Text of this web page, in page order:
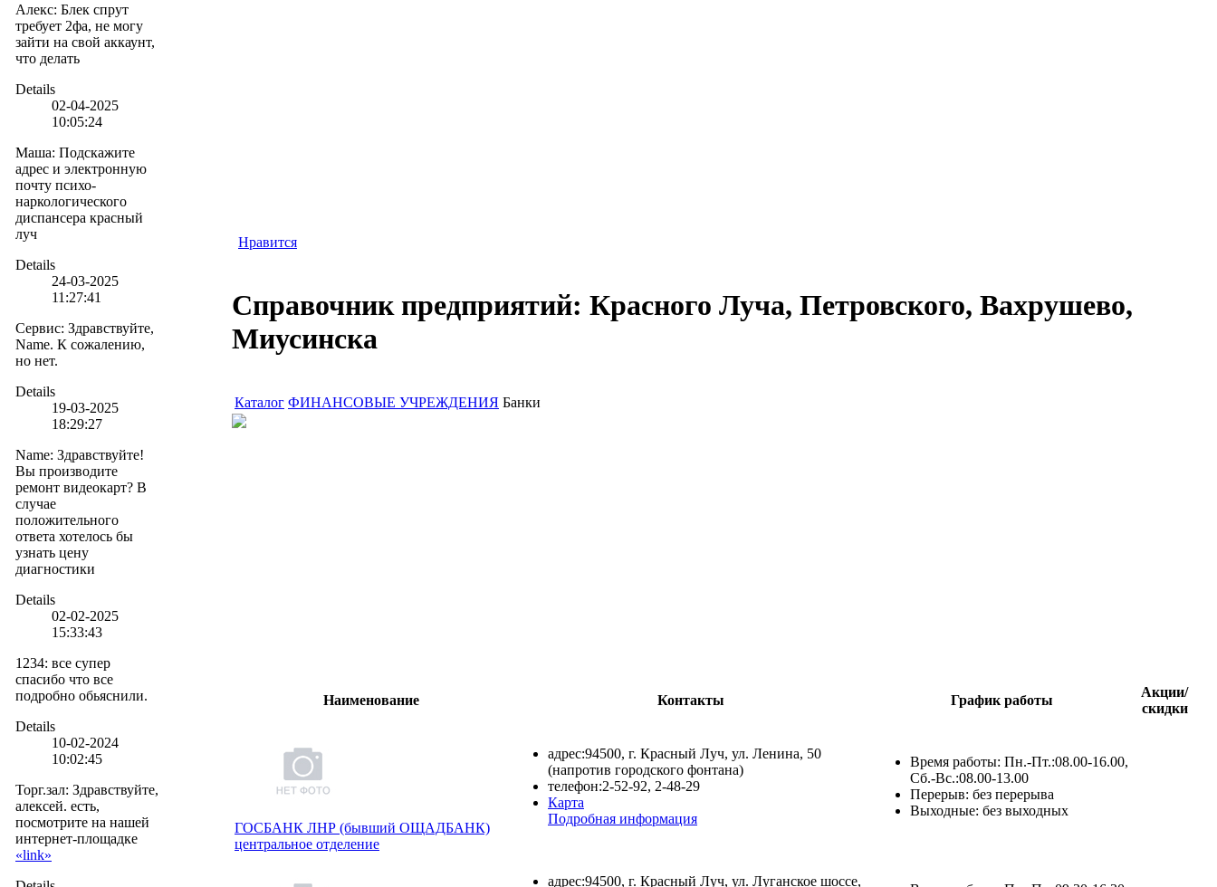
Алекс: Блек спрут
требует 2фа, не могу
зайти на свой аккаунт,
что делать
Details
02-04-2025
10:05:24
Маша: Подскажите
адрес и электронную
почту психо-
наркологического
диспансера красный
луч
Details
24-03-2025
11:27:41
Сервис: Здравствуйте,
Name. К сожалению,
но нет.
Details
19-03-2025
18:29:27
Name: Здравствуйте!
Вы производите
ремонт видеокарт? В
случае
положительного
ответа хотелось бы
узнать цену
диагностики
Details
02-02-2025
15:33:43
1234: все супер
спасибо что все
подробно обьяснили.
Details
10-02-2024
10:02:45
Торг.зал: Здравствуйте,
алексей. есть,
посмотрите на нашей
интернет-площадке
«link»
Нравится
Справочник предприятий: Красного Луча, Петровского, Вахрушево,
Миусинска
Каталог ФИНАНСОВЫЕ УЧРЕЖДЕНИЯ Банки
Наименование Контакты График работы
Акции/
скидки
ГОСБАНК ЛНР (бывший ОЩАДБАНК)
центральное отделение
адрес:94500, г. Красный Луч, ул. Ленина, 50
(напротив городского фонтана)
телефон:2-52-92, 2-48-29
Карта
Подробная информация
Время работы: Пн.-Пт.:08.00-16.00,
Сб.-Вс.:08.00-13.00
Перерыв: без перерыва
Выходные: без выходных
адрес:94500, г. Красный Луч, ул. Луганское шоссе,